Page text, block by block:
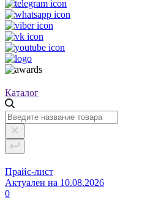
Каталог
Прайс-лист
Актуален на 10.08.2026
0